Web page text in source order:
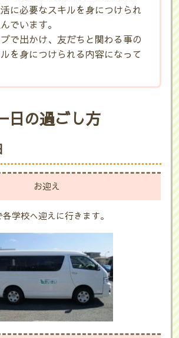
に必要なスキルを身につけられ
でいます。
で出かけ、友だちと関わる事の
を身につけられる内容になって
日の過ごし方
お迎え
各学校へ迎えに行きます。